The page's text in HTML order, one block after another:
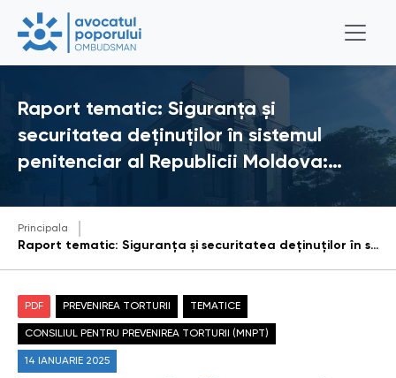
Raport tematic: Siguranța și
securitatea deținuților în sistemul
penitenciar al Republicii Moldova:…
Principala
Raport tematic: Siguranța și securitatea deținuților în sistemul penitenciar al Republicii Moldova: realități și perspective (2024)
PDF PREVENIREA TORTURII TEMATICE
CONSILIUL PENTRU PREVENIREA TORTURII (MNPT)
14 IANUARIE 2025